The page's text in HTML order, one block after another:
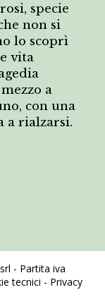
specie
non si
lo scoprì
vita
a
con una
a rialzarsi.
- Partita iva
tecnici - Privacy